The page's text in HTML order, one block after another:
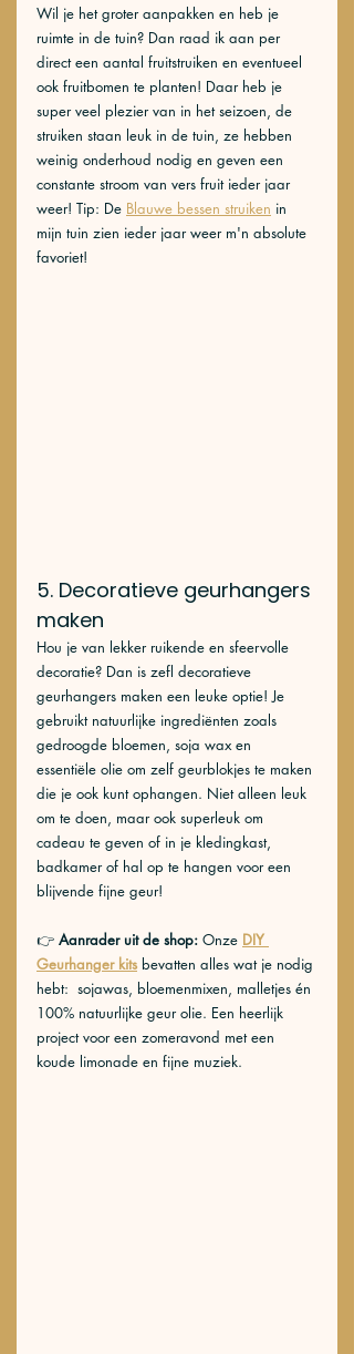
Wil je het groter aanpakken en heb je
ruimte in de tuin? Dan raad ik aan per
direct een aantal fruitstruiken en eventueel
ook fruitbomen te planten! Daar heb je
super veel plezier van in het seizoen, de
struiken staan leuk in de tuin, ze hebben
weinig onderhoud nodig en geven een
constante stroom van vers fruit ieder jaar
weer! Tip: De Blauwe bessen struiken in
mijn tuin zien ieder jaar weer m'n absolute
favoriet!
5. Decoratieve geurhangers
maken
Hou je van lekker ruikende en sfeervolle
decoratie? Dan is zefl decoratieve
geurhangers maken een leuke optie! Je
gebruikt natuurlijke ingrediënten zoals
gedroogde bloemen, soja wax en
essentiële olie om zelf geurblokjes te maken
die je ook kunt ophangen. Niet alleen leuk
om te doen, maar ook superleuk om
cadeau te geven of in je kledingkast,
badkamer of hal op te hangen voor een
blijvende fijne geur!
👉 Aanrader uit de shop: Onze DIY
Geurhanger kits bevatten alles wat je nodig
hebt:  sojawas, bloemenmixen, malletjes én
100% natuurlijke geur olie. Een heerlijk
project voor een zomeravond met een
koude limonade en fijne muziek.